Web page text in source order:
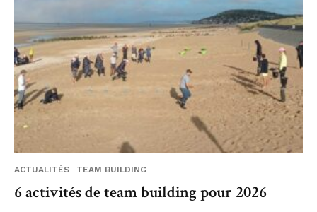
ACTUALITÉS TEAM BUILDING
6 activités de team building pour 2026